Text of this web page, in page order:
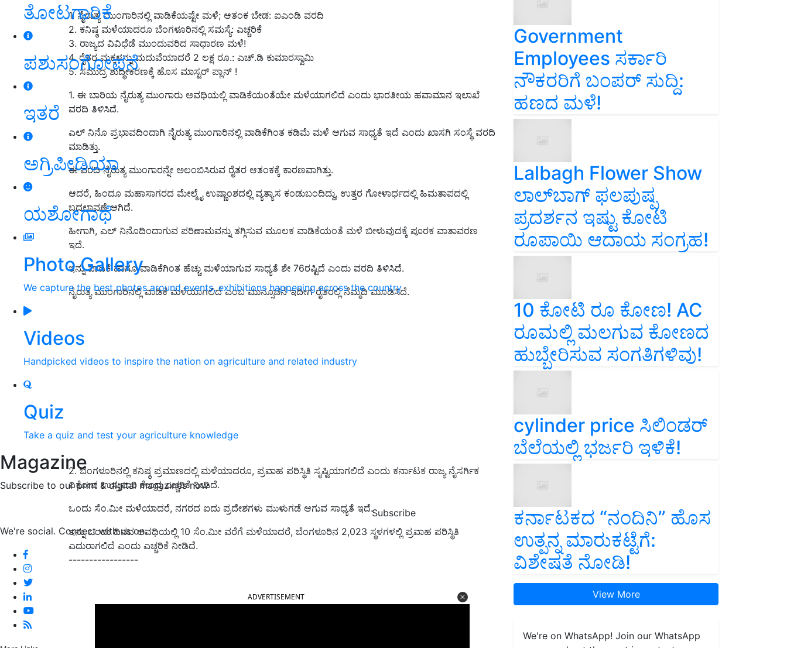
ತೋಟಗಾರಿಕೆ
ಪಶುಸಂಗೋಪನೆ
ಇತರೆ
ಅಗ್ರಿಪೀಡಿಯಾ
ಯಶೋಗಾಥೆ
Photo Gallery
We capture the best photos around events, exhibitions happening across the country
Videos
Handpicked videos to inspire the nation on agriculture and related industry
Quiz
Take a quiz and test your agriculture knowledge
Magazine
Subscribe to our print & digital magazines now
Subscribe
We're social. Connect with us on:
1. ನೈರುತ್ಯ ಮುಂಗಾರಿನಲ್ಲಿ ವಾಡಿಕೆಯಷ್ಟೇ ಮಳೆ; ಆತಂಕ ಬೇಡ: ಐಎಂಡಿ ವರದಿ
2. ಕನಿಷ್ಠ ಮಳೆಯಾದರೂ ಬೆಂಗಳೂರಿನಲ್ಲಿ ಸಮಸ್ಯೆ: ಎಚ್ಚರಿಕೆ
3. ರಾಜ್ಯದ ವಿವಿಧೆಡೆ ಮುಂದುವರಿದ ಸಾಧಾರಣ ಮಳೆ!
4. ರೈತರ ಮಕ್ಕಳನ್ನು ಮದುವೆಯಾದರೆ 2 ಲಕ್ಷ ರೂ.: ಎಚ್‌.ಡಿ ಕುಮಾರಸ್ವಾಮಿ
5. ಸಮುದ್ರ ಶುದ್ಧೀಕರಣಕ್ಕೆ ಹೊಸ ಮಾಸ್ಟರ್‌ ಪ್ಲಾನ್‌ !
1. ಈ ಬಾರಿಯ ನೈರುತ್ಯ ಮುಂಗಾರು ಅವಧಿಯಲ್ಲಿ ವಾಡಿಕೆಯಂತೆಯೇ ಮಳೆಯಾಗಲಿದೆ ಎಂದು ಭಾರತೀಯ ಹವಾಮಾನ ಇಲಾಖೆ
ವರದಿ ತಿಳಿಸಿದೆ.
ಎಲ್‌ ನಿನೊ ಪ್ರಭಾವದಿಂದಾಗಿ ನೈರುತ್ಯ ಮುಂಗಾರಿನಲ್ಲಿ ವಾಡಿಕೆಗಿಂತ ಕಡಿಮೆ ಮಳೆ ಆಗುವ ಸಾಧ್ಯತೆ ಇದೆ ಎಂದು ಖಾಸಗಿ ಸಂಸ್ಥೆ ವರದಿ
ಮಾಡಿತ್ತು.
ಈ ವರದಿ ನೈರುತ್ಯ ಮುಂಗಾರನ್ನೇ ಅಲಂಬಿಸಿರುವ ರೈತರ ಆತಂಕಕ್ಕೆ ಕಾರಣವಾಗಿತ್ತು.
ಆದರೆ, ಹಿಂದೂ ಮಹಾಸಾಗರದ ಮೇಲ್ಮೈ ಉಷ್ಣಾಂಶದಲ್ಲಿ ವ್ಯತ್ಯಾಸ ಕಂಡುಬಂದಿದ್ದು, ಉತ್ತರ ಗೋಳಾರ್ಧದಲ್ಲಿ ಹಿಮತಾಪದಲ್ಲಿ
ಬದಲಾವಣೆ ಆಗಿದೆ.
ಹೀಗಾಗಿ, ಎಲ್‌ ನಿನೊದಿಂದಾಗುವ ಪರಿಣಾಮವನ್ನು ತಗ್ಗಿಸುವ ಮೂಲಕ ವಾಡಿಕೆಯಂತೆ ಮಳೆ ಬೀಳುವುದಕ್ಕೆ ಪೂರಕ ವಾತಾವರಣ
ಇದೆ.
ಇನ್ನು ವಾಡಿಕೆ ಹಾಗೂ ವಾಡಿಕೆಗಿಂತ ಹೆಚ್ಚು ಮಳೆಯಾಗುವ ಸಾಧ್ಯತೆ ಶೇ 76ರಷ್ಟಿದೆ ಎಂದು ವರದಿ ತಿಳಿಸಿದೆ.
ನೈರುತ್ಯ ಮುಂಗಾರಿನಲ್ಲಿ ವಾಡಿಕೆ ಮಳೆಯಾಗಲಿದೆ ಎಂಬ ಮುನ್ಸೂಚನೆ ಇದೀಗ ರೈತರಲ್ಲಿ ನೆಮ್ಮದಿ ಮೂಡಿಸಿದೆ.
2. ಬೆಂಗಳೂರಿನಲ್ಲಿ ಕನಿಷ್ಠ ಪ್ರಮಾಣದಲ್ಲಿ ಮಳೆಯಾದರೂ, ಪ್ರವಾಹ ಪರಿಸ್ಥಿತಿ ಸೃಷ್ಟಿಯಾಗಲಿದೆ ಎಂದು ಕರ್ನಾಟಕ ರಾಜ್ಯ ನೈಸರ್ಗಿಕ
ವಿಕೋಪ ಉಸ್ತುವಾರಿ ಕೇಂದ್ರ ಎಚ್ಚರಿಕೆ ನೀಡಿದೆ.
ಒಂದು ಸೆಂ.ಮೀ ಮಳೆಯಾದರೆ, ನಗರದ ಐದು ಪ್ರದೇಶಗಳು ಮುಳುಗಡೆ ಆಗುವ ಸಾಧ್ಯತೆ ಇದೆ.
ಇನ್ನು ಒಂದು ದಿನದ ಅವಧಿಯಲ್ಲಿ 10 ಸೆಂ.ಮೀ ವರೆಗೆ ಮಳೆಯಾದರೆ, ಬೆಂಗಳೂರಿನ 2,023 ಸ್ಥಳಗಳಲ್ಲಿ ಪ್ರವಾಹ ಪರಿಸ್ಥಿತಿ
ಎದುರಾಗಲಿದೆ ಎಂದು ಎಚ್ಚರಿಕೆ ನೀಡಿದೆ.
-----------------
Government
Employees ಸರ್ಕಾರಿ
ನೌಕರರಿಗೆ ಬಂಪರ್‌ ಸುದ್ದಿ:
ಹಣದ ಮಳೆ!
Lalbagh Flower Show
ಲಾಲ್‌ಬಾಗ್ ಫಲಪುಷ್ಪ
ಪ್ರದರ್ಶನ ಇಷ್ಟು ಕೋಟಿ
ರೂಪಾಯಿ ಆದಾಯ ಸಂಗ್ರಹ!
10 ಕೋಟಿ ರೂ ಕೋಣ! AC
ರೂಮಲ್ಲಿ ಮಲಗುವ ಕೋಣದ
ಹುಬ್ಬೇರಿಸುವ ಸಂಗತಿಗಳಿವು!
cylinder price ಸಿಲಿಂಡರ್‌
ಬೆಲೆಯಲ್ಲಿ ಭರ್ಜರಿ ಇಳಿಕೆ!
ಕರ್ನಾಟಕದ “ನಂದಿನಿ” ಹೊಸ
ಉತ್ಪನ್ನ ಮಾರುಕಟ್ಟೆಗೆ:
ವಿಶೇಷತೆ ನೋಡಿ!
View More
We're on WhatsApp! Join our WhatsApp